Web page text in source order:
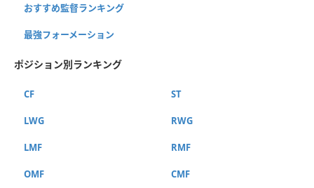
おすすめ監督ランキング
最強フォーメーション
ポジション別ランキング
CF ST
LWG RWG
LMF RMF
OMF CMF